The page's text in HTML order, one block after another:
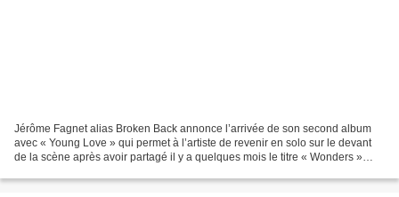
Jérôme Fagnet alias Broken Back annonce l’arrivée de son second album
avec « Young Love » qui permet à l’artiste de revenir en solo sur le devant
de la scène après avoir partagé il y a quelques mois le titre « Wonders »